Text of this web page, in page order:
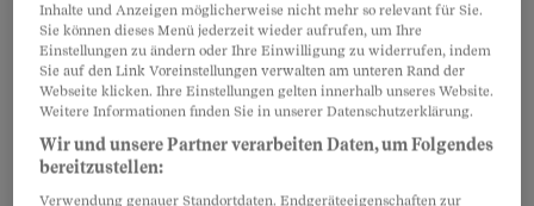
ihrer verstorbenen Eltern besuchen wollten,
trauten sie ihren Augen nicht. Wo 28 Jahre lang
ihr Vater und zwölf Jahre ihre Mutter begraben
waren, lag nur noch Kies. «Der Grabstein, die
Blumen, die kleine Keramikkatze – alles war
Inhalte und Anzeigen möglicherweise nicht mehr so relevant für Sie.
Sie können dieses Menü jederzeit wieder aufrufen, um Ihre
Einstellungen zu ändern oder Ihre Einwilligung zu widerrufen, indem
Sie auf den Link Voreinstellungen verwalten am unteren Rand der
Webseite klicken. Ihre Einstellungen gelten innerhalb unseres Website.
Weitere Informationen finden Sie in unserer Datenschutzerklärung.
Wir und unsere Partner verarbeiten Daten, um Folgendes
bereitzustellen:
Verwendung genauer Standortdaten. Endgeräteeigenschaften zur